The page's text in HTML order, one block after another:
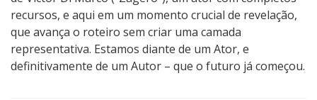
recursos, e aqui em um momento crucial de revelação,
que avança o roteiro sem criar uma camada
representativa. Estamos diante de um Ator, e
definitivamente de um Autor – que o futuro já começou.